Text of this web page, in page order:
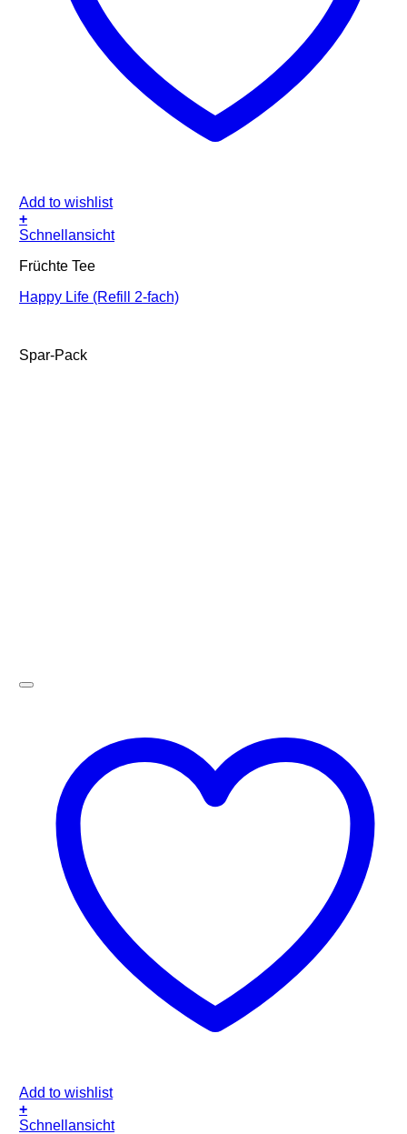
Add to wishlist
+
Schnellansicht
Früchte Tee
Happy Life (Refill 2-fach)
Spar-Pack
Add to wishlist
+
Schnellansicht